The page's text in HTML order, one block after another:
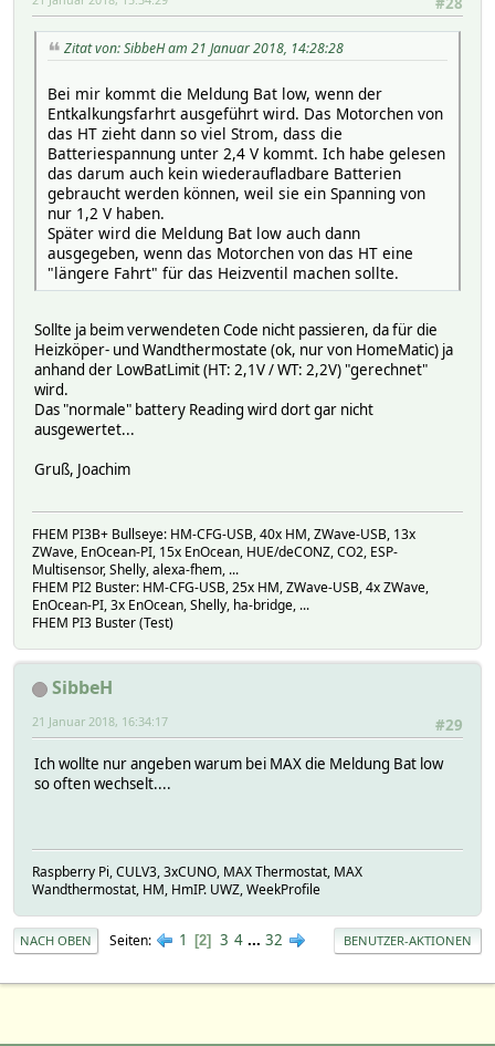
Zitat von: SibbeH am 21 Januar 2018, 14:28:28
Bei mir kommt die Meldung Bat low, wenn der
Entkalkungsfarhrt ausgeführt wird. Das Motorchen von
das HT zieht dann so viel Strom, dass die
Batteriespannung unter 2,4 V kommt. Ich habe gelesen
das darum auch kein wiederaufladbare Batterien
gebraucht werden können, weil sie ein Spanning von
nur 1,2 V haben.
Später wird die Meldung Bat low auch dann
ausgegeben, wenn das Motorchen von das HT eine
"längere Fahrt" für das Heizventil machen sollte.
Sollte ja beim verwendeten Code nicht passieren, da für die
Heizköper- und Wandthermostate (ok, nur von HomeMatic) ja
anhand der LowBatLimit (HT: 2,1V / WT: 2,2V) "gerechnet"
wird.
Das "normale" battery Reading wird dort gar nicht
ausgewertet...
Gruß, Joachim
FHEM PI3B+ Bullseye: HM-CFG-USB, 40x HM, ZWave-USB, 13x
ZWave, EnOcean-PI, 15x EnOcean, HUE/deCONZ, CO2, ESP-
Multisensor, Shelly, alexa-fhem, ...
FHEM PI2 Buster: HM-CFG-USB, 25x HM, ZWave-USB, 4x ZWave,
EnOcean-PI, 3x EnOcean, Shelly, ha-bridge, ...
FHEM PI3 Buster (Test)
SibbeH
#29
21 Januar 2018, 16:34:17
Ich wollte nur angeben warum bei MAX die Meldung Bat low
so often wechselt....
Raspberry Pi, CULV3, 3xCUNO, MAX Thermostat, MAX
Wandthermostat, HM, HmIP. UWZ, WeekProfile
NACH OBEN Seiten 1 2 3 4 ... 32 BENUTZER-AKTIONEN